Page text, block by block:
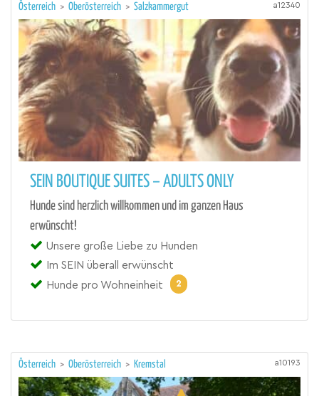
Österreich > Oberösterreich > Salzkammergut a12340
SEIN BOUTIQUE SUITES – ADULTS ONLY
Hunde sind herzlich willkommen und im ganzen Haus
erwünscht!
Unsere große Liebe zu Hunden
Im SEIN überall erwünscht
Hunde pro Wohneinheit
2
Österreich > Oberösterreich > Kremstal a10193